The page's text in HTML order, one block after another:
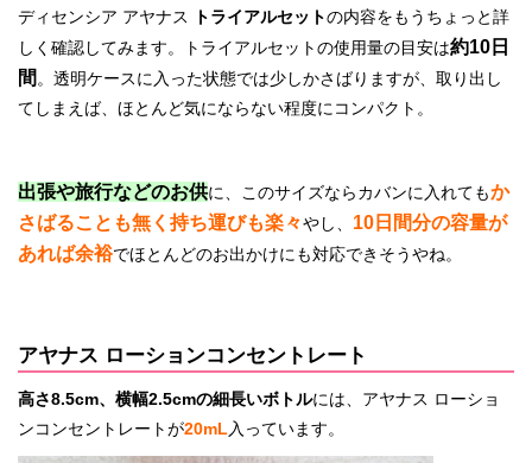
ディセンシア アヤナス トライアルセットの内容をもうちょっと詳
しく確認してみます。トライアルセットの使用量の目安は約10日
間 。透明ケースに入った状態では少しかさばりますが、取り出し
てしまえば、ほとんど気にならない程度にコンパクト。
出張や旅行などのお供に、このサイズならカバンに入れてもか
さばることも無く持ち運びも楽々やし、 10日間分の容量が
あれば余裕でほとんどのお出かけにも対応できそうやね。
アヤナス ローションコンセントレート
高さ8.5cm、横幅2.5cmの細長いボトルには、アヤナス ローショ
ンコンセントレートが20mL 入っています。